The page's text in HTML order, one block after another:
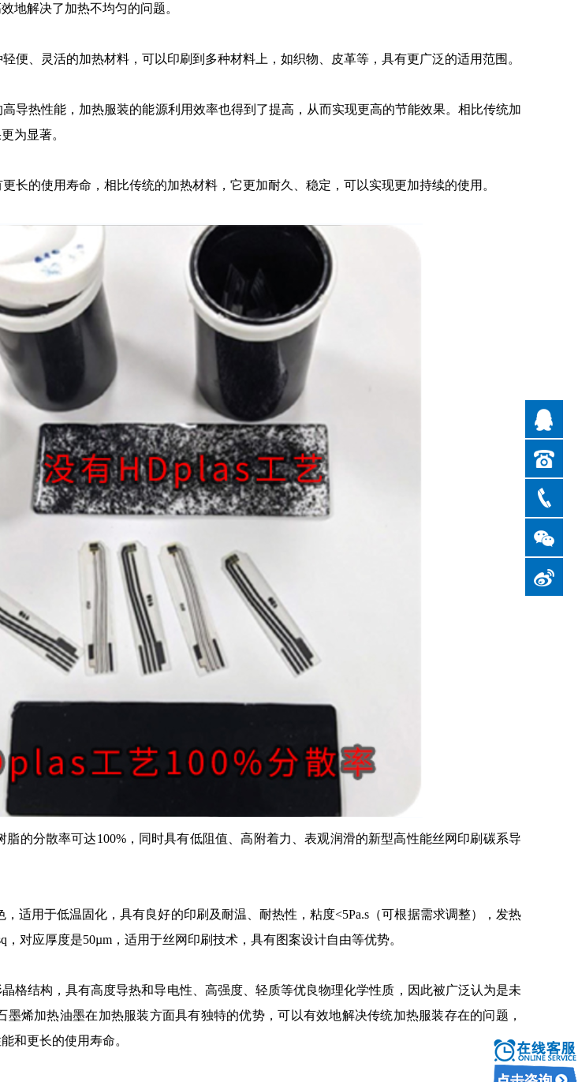
地解决了加热不均匀的问题。
便、灵活的加热材料，可以印刷到多种材料上，如织物、皮革等，具有更广泛的适用范围。
导热性能，加热服装的能源利用效率也得到了提高，从而实现更高的节能效果。相比传统加
为显著。
长的使用寿命，相比传统的加热材料，它更加耐久、稳定，可以实现更加持续的使用。
脂的分散率可达100%，同时具有低阻值、高附着力、表观润滑的新型高性能丝网印刷碳系导
，适用于低温固化，具有良好的印刷及耐温、耐热性，粘度<5Pa.s（可根据需求调整），发热
对应厚度是50µm，适用于丝网印刷技术，具有图案设计自由等优势。
格结构，具有高度导热和导电性、高强度、轻质等优良物理化学性质，因此被广泛认为是未
墨烯加热油墨在加热服装方面具有独特的优势，可以有效地解决传统加热服装存在的问题，
和更长的使用寿命。